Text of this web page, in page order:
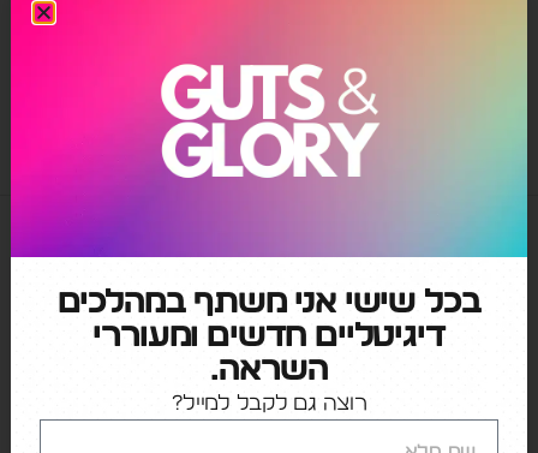
מחשבה ופעולה תשאפו להבין קודם, כדי שאחרים יבינו
Apple,Netflix
קטגוריות
בכל שישי אני משתף במהלכים
דיגיטליים חדשים ומעוררי
השראה.
רוצה גם לקבל למייל?